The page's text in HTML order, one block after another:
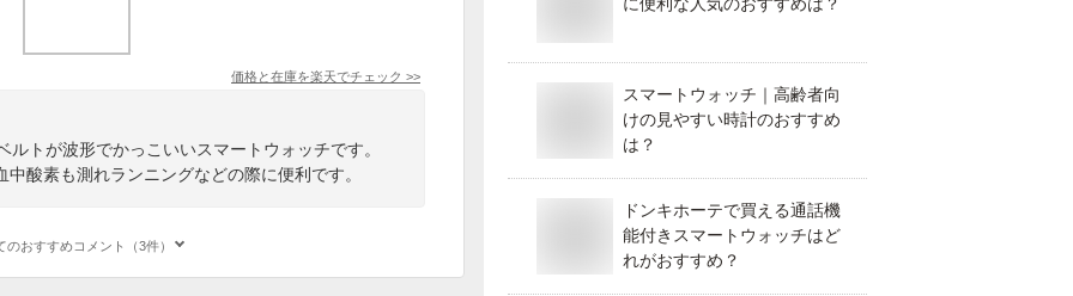
価格と在庫を楽天でチェック >>
トが波形でかっこいいスマートウォッチです。
酸素も測れランニングなどの際に便利です。
のおすすめコメント（3件）
スマートウォッチ｜高齢者向
けの見やすい時計のおすすめ
は？
ドンキホーテで買える通話機
能付きスマートウォッチはど
れがおすすめ？